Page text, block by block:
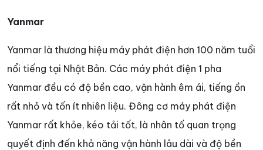
Yanmar
Yanmar là thương hiệu máy phát điện hơn 100 năm tuổi
nổi tiếng tại Nhật Bản. Các máy phát điện 1 pha
Yanmar đều có độ bền cao, vận hành êm ái, tiếng ồn
rất nhỏ và tốn ít nhiên liệu. Đông cơ máy phát điện
Yanmar rất khỏe, kéo tải tốt, là nhân tố quan trọng
quyết định đến khả năng vận hành lâu dài và độ bền